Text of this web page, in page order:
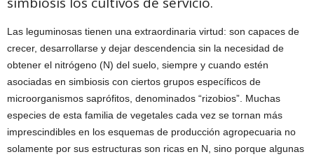
Las leguminosas tienen una extraordinaria virtud: son capaces de
crecer, desarrollarse y dejar descendencia sin la necesidad de
obtener el nitrógeno (N) del suelo, siempre y cuando estén
asociadas en simbiosis con ciertos grupos específicos de
microorganismos saprófitos, denominados “rizobios”. Muchas
especies de esta familia de vegetales cada vez se tornan más
imprescindibles en los esquemas de producción agropecuaria no
solamente por sus estructuras son ricas en N, sino porque algunas